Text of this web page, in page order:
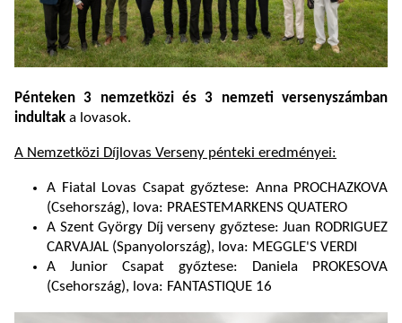
Pénteken 3 nemzetközi és 3 nemzeti versenyszámban
indultak a lovasok.
A Nemzetközi Díjlovas Verseny pénteki eredményei:
A Fiatal Lovas Csapat győztese: Anna PROCHAZKOVA
(Csehország), lova: PRAESTEMARKENS QUATERO
A Szent György Díj verseny győztese: Juan RODRIGUEZ
CARVAJAL (Spanyolország), lova: MEGGLE'S VERDI
A Junior Csapat győztese: Daniela PROKESOVA
(Csehország), lova: FANTASTIQUE 16